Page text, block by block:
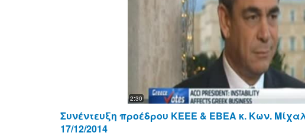
2:30
Συνέντευξη προέδρου KEEE & ΕΒΕΑ κ. Κων.
17/12/2014